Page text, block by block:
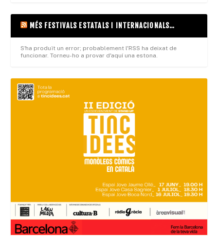
MÉS FESTIVALS ESTATALS I INTERNACIONALS…
S'ha produït un error; probablement l'RSS ha deixat de
funcionar. Torneu-ho a provar d'aquí una estona.